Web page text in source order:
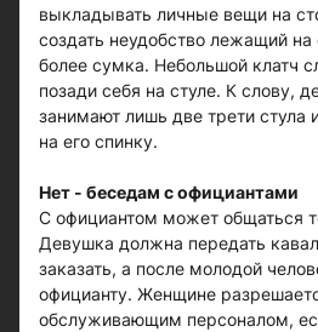
выкладывать личные вещи на
создать неудобство лежащий на
более сумка. Небольшой клатч
позади себя на стуле. К слову,
занимают лишь две трети стула
на его спинку.
Нет - беседам с официантами
С официантом может общаться
Девушка должна передать
заказать, а после молодой
официанту. Женщине
обслуживающим персоналом,